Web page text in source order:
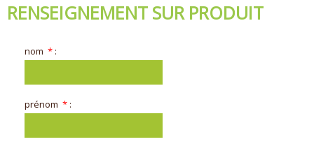
RENSEIGNEMENT SUR PRODUIT
* :
* :